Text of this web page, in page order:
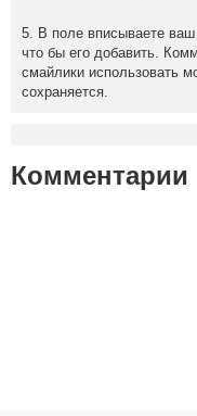
5. В поле вписываете
что бы его добавить.
смайлики использовать
сохраняется.
Комментарии